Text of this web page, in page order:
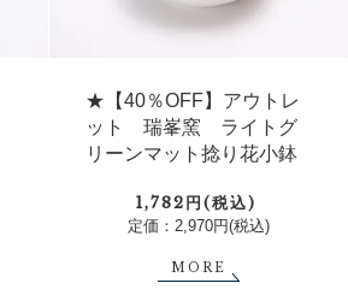
★【40％OFF】アウトレ
ット 瑞峯窯 ライトグ
リーンマット捻り花小鉢
1,782円(税込)
定価：2,970円(税込)
MORE